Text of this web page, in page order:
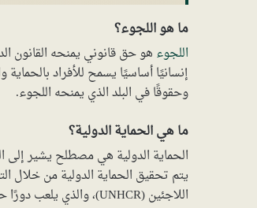
ما هو اللجوء؟
اللجوء هو حق قانوني يمنحه القانون
إنسانيًا أساسيًا يسمح للأفراد
وحقوقًا في البلد الذي يمنحه اللجوء.
ما هي الحماية الدولية؟
الحماية الدولية هي مصطلح يشير إلى
يتم تحقيق الحماية الدولية من خلال
اللاجئين (UNHCR)، والذي يلعب دورًا حاسمًا في توجيه وتوجيه الدول في تنفيذ سياسات اللجوء والحماية.